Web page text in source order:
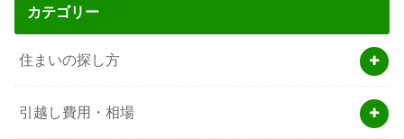
カテゴリー
住まいの探し方
引越し費用・相場